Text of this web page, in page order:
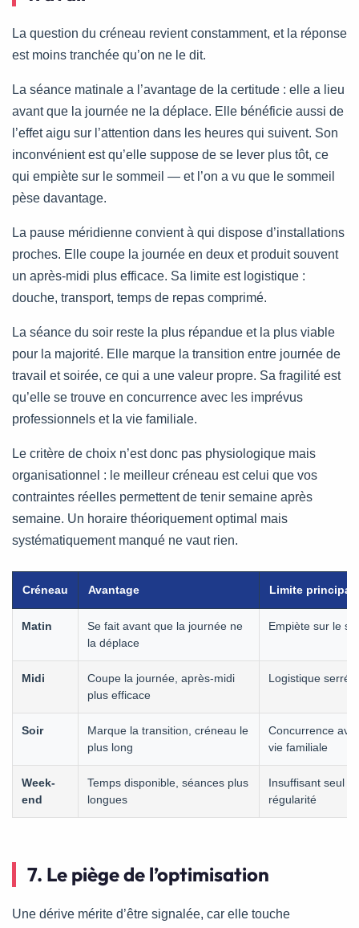
La question du créneau revient constamment, et la réponse
est moins tranchée qu’on ne le dit.
La séance matinale a l’avantage de la certitude : elle a lieu
avant que la journée ne la déplace. Elle bénéficie aussi de
l’effet aigu sur l’attention dans les heures qui suivent. Son
inconvénient est qu’elle suppose de se lever plus tôt, ce
qui empiète sur le sommeil — et l’on a vu que le sommeil
pèse davantage.
La pause méridienne convient à qui dispose d’installations
proches. Elle coupe la journée en deux et produit souvent
un après-midi plus efficace. Sa limite est logistique :
douche, transport, temps de repas comprimé.
La séance du soir reste la plus répandue et la plus viable
pour la majorité. Elle marque la transition entre journée de
travail et soirée, ce qui a une valeur propre. Sa fragilité est
qu’elle se trouve en concurrence avec les imprévus
professionnels et la vie familiale.
Le critère de choix n’est donc pas physiologique mais
organisationnel : le meilleur créneau est celui que vos
contraintes réelles permettent de tenir semaine après
semaine. Un horaire théoriquement optimal mais
systématiquement manqué ne vaut rien.
Créneau Avantage Limite
Matin
Se fait avant que la journée ne
la déplace
Empiète sur le
Midi
Coupe la journée, après-midi
plus efficace
Logistique serrée
Soir
Marque la transition, créneau le
plus long
Concurrence
vie familiale
Week-
end
Temps disponible, séances plus
longues
Insuffisant seul
régularité
7. Le piège de l’optimisation
Une dérive mérite d’être signalée, car elle touche